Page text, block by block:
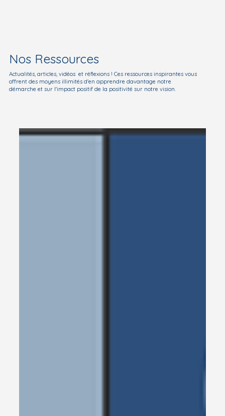
Nos Ressources
Actualités, articles, vidéos et réflexions ! Ces ressources inspirantes vous
offrent des moyens illimités d'en apprendre davantage notre
démarche et sur l'impact positif de la positivité sur notre vision.